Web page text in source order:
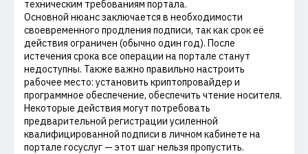
техническим требованиям портала.
Основной нюанс заключается в необходимости
своевременного продления подписи, так как срок её
действия ограничен (обычно один год). После
истечения срока все операции на портале станут
недоступны. Также важно правильно настроить
рабочее место: установить криптопровайдер и
программное обеспечение, обеспечить чтение носителя.
Некоторые действия могут потребовать
предварительной регистрации усиленной
квалифицированной подписи в личном кабинете на
портале госуслуг — этот шаг нельзя пропустить.